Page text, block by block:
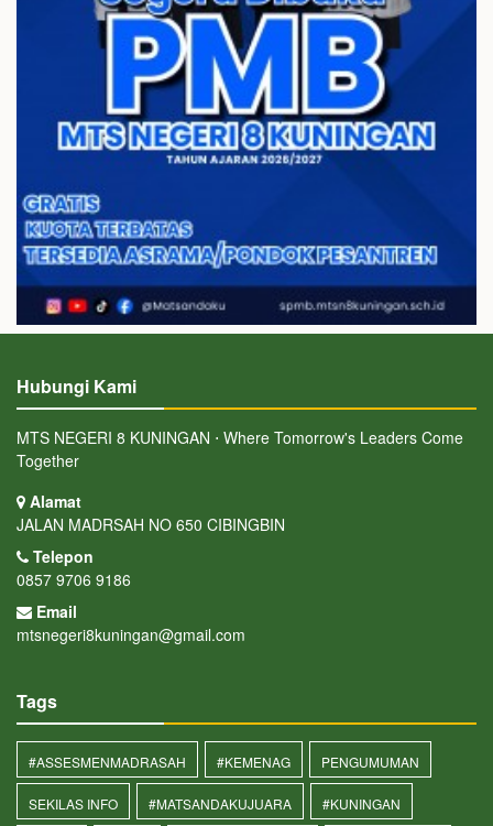
Hubungi Kami
MTS NEGERI 8 KUNINGAN ⋅ Where Tomorrow's Leaders Come
Together
Alamat
JALAN MADRSAH NO 650 CIBINGBIN
Telepon
0857 9706 9186
Email
mtsnegeri8kuningan@gmail.com
Tags
#ASSESMENMADRASAH #KEMENAG PENGUMUMAN
SEKILAS INFO #MATSANDAKUJUARA #KUNINGAN